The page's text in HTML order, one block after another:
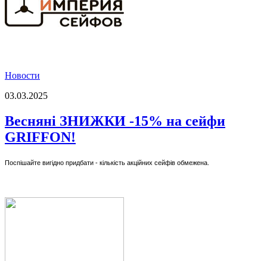
Новости
03.03.2025
Весняні ЗНИЖКИ -15% на сейфи
GRIFFON!
Поспішайте вигідно придбати - кількість акційних сейфів обмежена.